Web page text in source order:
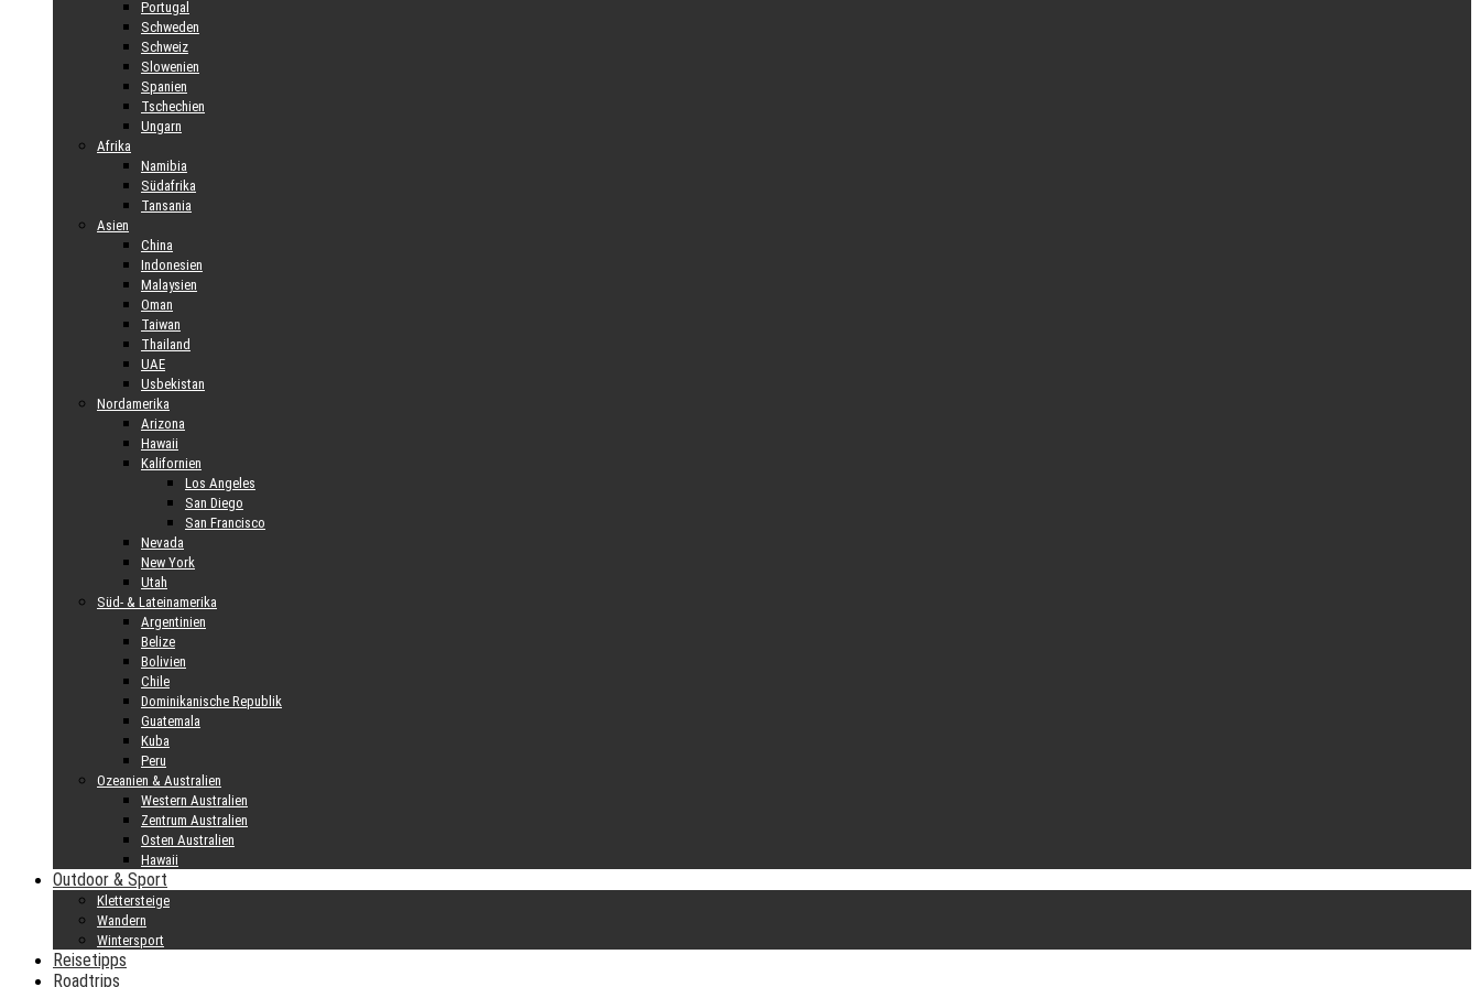
Portugal
Schweden
Schweiz
Slowenien
Spanien
Tschechien
Ungarn
Afrika
Namibia
Südafrika
Tansania
Asien
China
Indonesien
Malaysien
Oman
Taiwan
Thailand
UAE
Usbekistan
Nordamerika
Arizona
Hawaii
Kalifornien
Los Angeles
San Diego
San Francisco
Nevada
New York
Utah
Süd- & Lateinamerika
Argentinien
Belize
Bolivien
Chile
Dominikanische Republik
Guatemala
Kuba
Peru
Ozeanien & Australien
Western Australien
Zentrum Australien
Osten Australien
Hawaii
Outdoor & Sport
Klettersteige
Wandern
Wintersport
Reisetipps
Roadtrips